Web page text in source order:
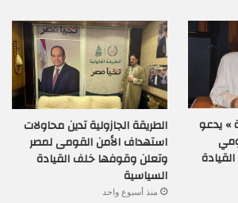
» يدعو
الطريقة الجازولية تدين محاولات
استهداف الأمن القومى لمصر
وتعلن وقوفها خلف القيادة
السياسية
منذ أسبوع واحد